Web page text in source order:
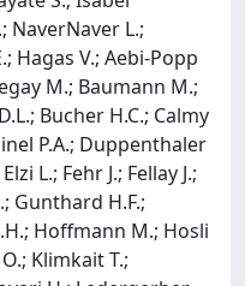
NaverNaver L.;
Hagas V.; Aebi-Popp
M.; Baumann M.;
Bucher H.C.; Calmy
P.A.; Duppenthaler
L.; Fehr J.; Fellay J.;
Gunthard H.F.;
Hoffmann M.; Hosli
Klimkait T.;